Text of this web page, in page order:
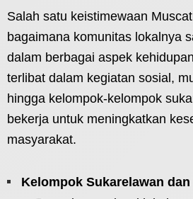
Salah satu keistimewaan
bagaimana komunitas lokalnya
dalam berbagai aspek
terlibat dalam kegiatan sosial,
hingga kelompok-kelompok
bekerja untuk meningkatkan
masyarakat.
Kelompok Sukarelawan dan